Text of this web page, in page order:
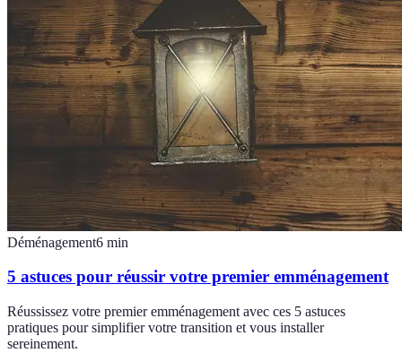
Déménagement6 min
5 astuces pour réussir votre premier emménagement
Réussissez votre premier emménagement avec ces 5 astuces
pratiques pour simplifier votre transition et vous installer
sereinement.